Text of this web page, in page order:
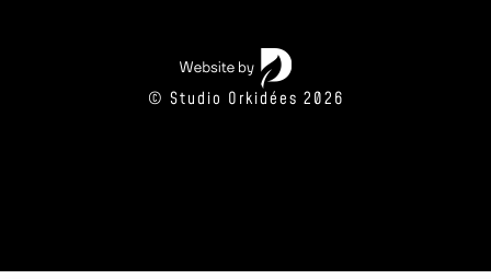
© Studio Orkidées 2026